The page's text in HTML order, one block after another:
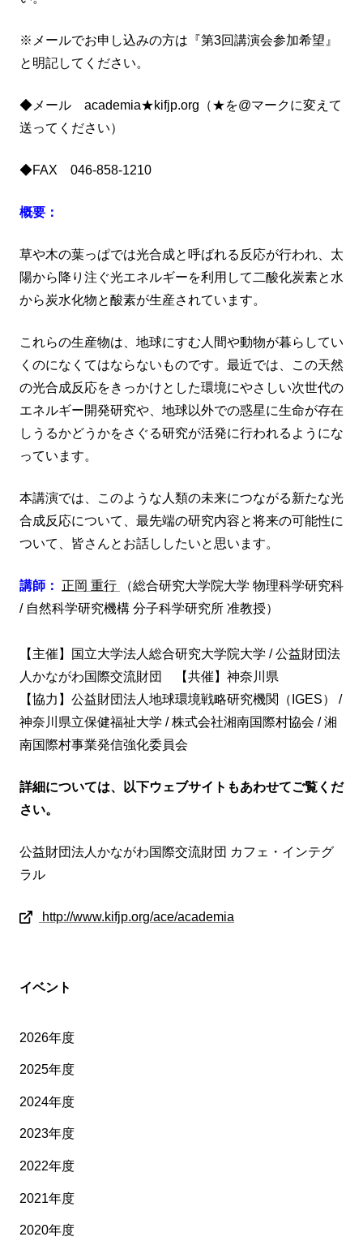
※メールでお申し込みの方は『第3回講演会参加希望』
と明記してください。
◆メール academia★kifjp.org（★を@マークに変えて
送ってください）
◆FAX 046-858-1210
概要：
草や木の葉っぱでは光合成と呼ばれる反応が行われ、太
陽から降り注ぐ光エネルギーを利用して二酸化炭素と水
から炭水化物と酸素が生産されています。
これらの生産物は、地球にすむ人間や動物が暮らしてい
くのになくてはならないものです。最近では、この天然
の光合成反応をきっかけとした環境にやさしい次世代の
エネルギー開発研究や、地球以外での惑星に生命が存在
しうるかどうかをさぐる研究が活発に行われるようにな
っています。
本講演では、このような人類の未来につながる新たな光
合成反応について、最先端の研究内容と将来の可能性に
ついて、皆さんとお話ししたいと思います。
講師： 正岡 重行
（総合研究大学院大学 物理科学研究科
/ 自然科学研究機構 分子科学研究所 准教授）
【主催】国立大学法人総合研究大学院大学 / 公益財団法
人かながわ国際交流財団 【共催】神奈川県
【協力】公益財団法人地球環境戦略研究機関（IGES） /
神奈川県立保健福祉大学 / 株式会社湘南国際村協会 / 湘
南国際村事業発信強化委員会
詳細については、以下ウェブサイトもあわせてご覧くだ
さい。
公益財団法人かながわ国際交流財団 カフェ・インテグ
ラル
http://www.kifjp.org/ace/academia
イベント
2026年度
2025年度
2024年度
2023年度
2022年度
2021年度
2020年度